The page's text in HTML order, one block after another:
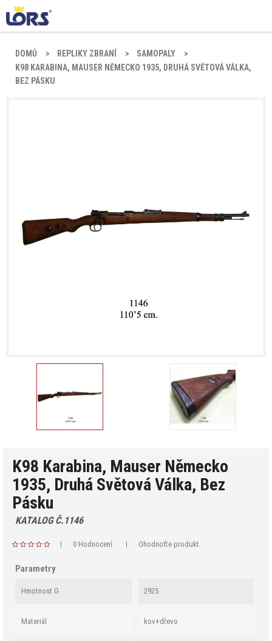
DOMŮ REPLIKY ZBRANÍ
SAMOPALY
K98 KARABINA, MAUSER NĚMECKO 1935, DRUHÁ SVĚTOVÁ VÁLKA,
BEZ PÁSKU
K98 Karabina, Mauser Německo
1935, Druhá Světová Válka, Bez
Pásku
KATALOG Č.1146
0 Hodnocení Ohodnoťte produkt
Parametry
Hmotnost G 2925
Materiál kov+dřevo